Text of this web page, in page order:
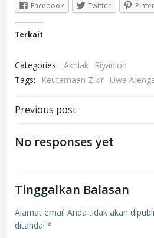
Facebook
Twitter
Terkait
Categories: Akhlak
Riyadloh
Tags:
Keutamaan Zikir Uwa
Navigasi
pos
Previous post
No responses yet
Tinggalkan Balasan
Alamat email Anda tidak akan
ditandai *